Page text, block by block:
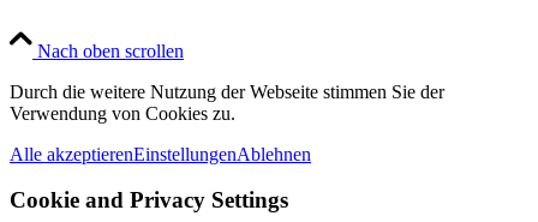
Nach oben scrollen
Durch die weitere Nutzung der Webseite stimmen Sie der
Verwendung von Cookies zu.
Alle akzeptierenEinstellungenAblehnen
Cookie and Privacy Settings